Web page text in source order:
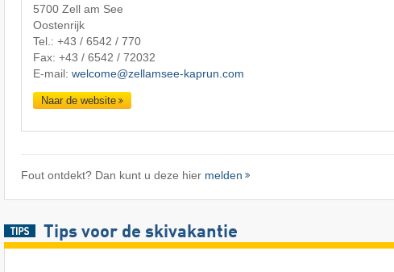
5700 Zell am See
Oostenrijk
Tel.: +43 / 6542 / 770
Fax: +43 / 6542 / 72032
E-mail: welcome@zellamsee-kaprun.com
Naar de website
Fout ontdekt? Dan kunt u deze hier melden
Tips voor de skivakantie